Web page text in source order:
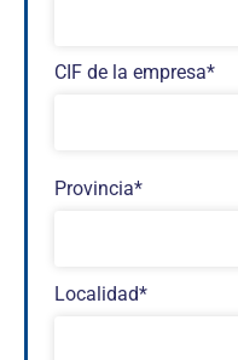
CIF de la empresa*
Provincia*
Localidad*